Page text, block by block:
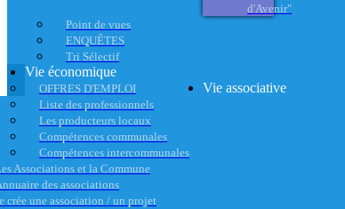
d'Avenir"
Point de vues
ENQUÊTES
Tri Sélectif
Vie économique
OFFRES D'EMPLOI
Liste des professionnels
Les producteurs locaux
Compétences communales
Compétences intercommunales
Vie associative
Associations et la Commune
des associations
crée une association / un projet